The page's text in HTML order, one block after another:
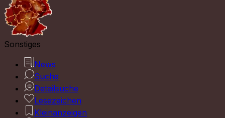
Sonstiges
News
Suche
Detailsuche
Lesezeichen
Kleinanzeigen